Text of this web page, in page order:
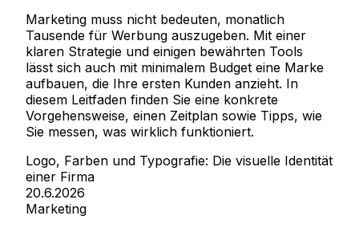
Marketing muss nicht bedeuten, monatlich
Tausende für Werbung auszugeben. Mit einer
klaren Strategie und einigen bewährten Tools
lässt sich auch mit minimalem Budget eine Marke
aufbauen, die Ihre ersten Kunden anzieht. In
diesem Leitfaden finden Sie eine konkrete
Vorgehensweise, einen Zeitplan sowie Tipps, wie
Sie messen, was wirklich funktioniert.
Logo, Farben und Typografie: Die visuelle Identität
einer Firma
20.6.2026
Marketing